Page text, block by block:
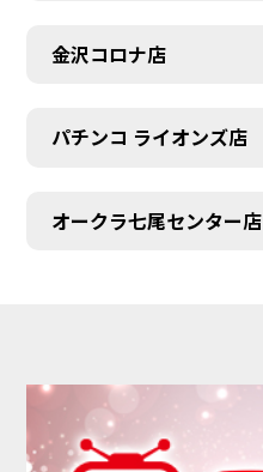
金沢コロナ店
パチンコ ライオンズ店
オークラ七尾センター店